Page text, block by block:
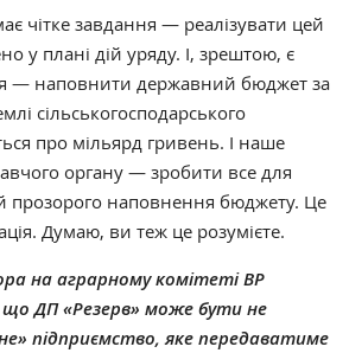
чітке завдання — реалізувати цей
у плані дій уряду. І, зрештою, є
— наповнити державний бюджет за
сільськогосподарського
про мільярд гривень. І наше
органу — зробити все для
й прозорого наповнення бюджету. Це
Думаю, ви теж це розумієте.
на аграрному комітеті ВР
що ДП «Резерв» може бути не
підприємство, яке передаватиме